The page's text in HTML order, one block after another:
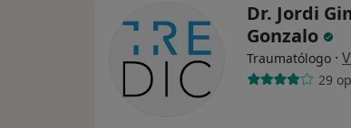
Dr. Jordi
Gonzalo
Traumatólogo ·
29